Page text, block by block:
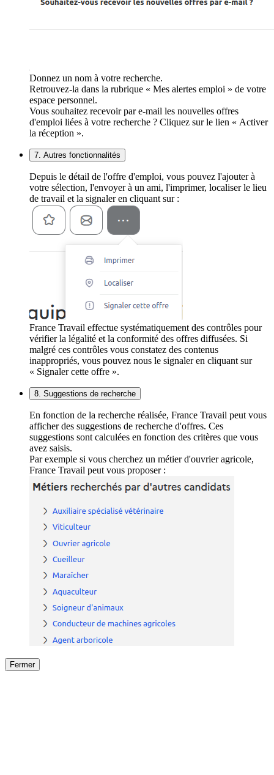
Donnez un nom à votre recherche.
Retrouvez-la dans la rubrique « Mes alertes emploi » de votre
espace personnel.
Vous souhaitez recevoir par e-mail les nouvelles offres
d'emploi liées à votre recherche ? Cliquez sur le lien « Activer
la réception ».
7. Autres fonctionnalités
Depuis le détail de l'offre d'emploi, vous pouvez l'ajouter à
votre sélection, l'envoyer à un ami, l'imprimer, localiser le lieu
de travail et la signaler en cliquant sur :
France Travail effectue systématiquement des contrôles pour
vérifier la légalité et la conformité des offres diffusées. Si
malgré ces contrôles vous constatez des contenus
inappropriés, vous pouvez nous le signaler en cliquant sur
« Signaler cette offre ».
8. Suggestions de recherche
En fonction de la recherche réalisée, France Travail peut vous
afficher des suggestions de recherche d'offres. Ces
suggestions sont calculées en fonction des critères que vous
avez saisis.
Par exemple si vous cherchez un métier d'ouvrier agricole,
France Travail peut vous proposer :
Fermer